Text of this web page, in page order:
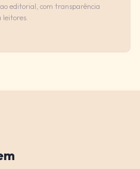
editorial, com transparência
leitores.